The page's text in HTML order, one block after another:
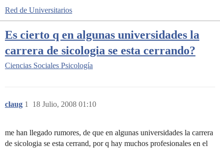
Red de Universitarios
Es cierto q en algunas universidades la
carrera de sicologia se esta cerrando?
Ciencias Sociales Psicología
claug 18 Julio, 2008 01:10
1
me han llegado rumores, de que en algunas universidades la carrera
de sicologia se esta cerrand, por q hay muchos profesionales en el